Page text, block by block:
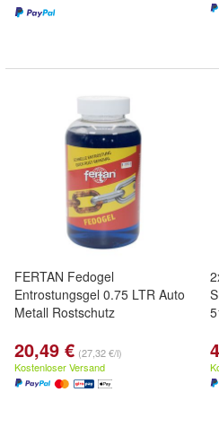
FERTAN Fedogel
Entrostungsgel 0.75 LTR Auto
Metall Rostschutz
20,49 € (27,32 €/l)
Kostenloser Versand